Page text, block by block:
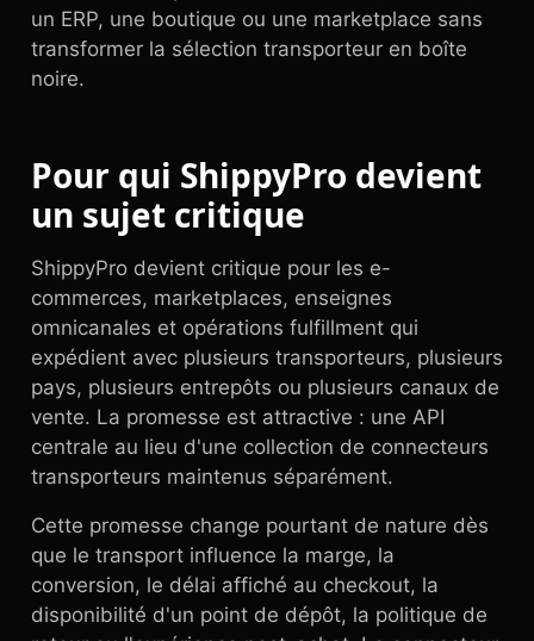
un ERP, une boutique ou une marketplace sans
transformer la sélection transporteur en boîte
noire.
Pour qui ShippyPro devient
un sujet critique
ShippyPro devient critique pour les e-
commerces, marketplaces, enseignes
omnicanales et opérations fulfillment qui
expédient avec plusieurs transporteurs, plusieurs
pays, plusieurs entrepôts ou plusieurs canaux de
vente. La promesse est attractive : une API
centrale au lieu d'une collection de connecteurs
transporteurs maintenus séparément.
Cette promesse change pourtant de nature dès
que le transport influence la marge, la
conversion, le délai affiché au checkout, la
disponibilité d'un point de dépôt, la politique de